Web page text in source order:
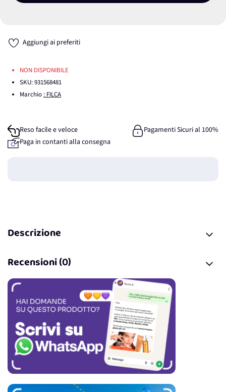
Aggiungi ai preferiti
NON DISPONIBILE
SKU:931568481
Marchio : FILCA
Reso facile e veloce
Pagamenti Sicuri al 100%
Paga in contanti alla consegna
Descrizione
Recensioni (0)